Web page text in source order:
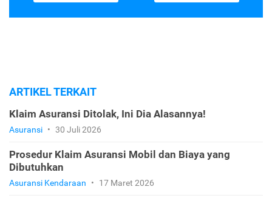
ARTIKEL TERKAIT
Klaim Asuransi Ditolak, Ini Dia Alasannya!
Asuransi • 30 Juli 2026
Prosedur Klaim Asuransi Mobil dan Biaya yang
Dibutuhkan
Asuransi Kendaraan • 17 Maret 2026